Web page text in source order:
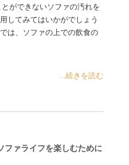
とができないソファの汚れを
してみてはいかがでしょう
は、ソファの上での飲食の
...続きを読む
ファライフを楽しむために